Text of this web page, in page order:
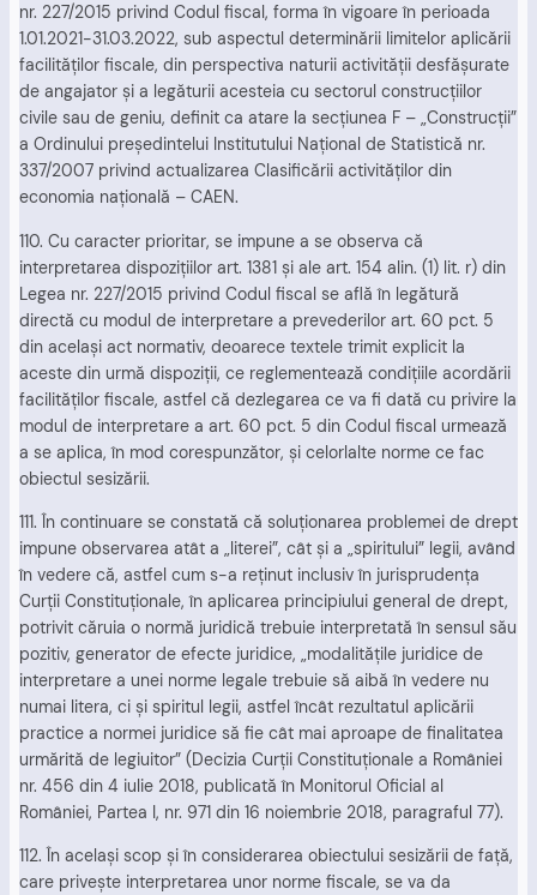
nr. 227/2015 privind Codul fiscal, forma în vigoare în perioada
1.01.2021-31.03.2022, sub aspectul determinării limitelor aplicării
facilităţilor fiscale, din perspectiva naturii activităţii desfăşurate
de angajator şi a legăturii acesteia cu sectorul construcţiilor
civile sau de geniu, definit ca atare la secţiunea F – „Construcţii”
a Ordinului preşedintelui Institutului Naţional de Statistică nr.
337/2007 privind actualizarea Clasificării activităţilor din
economia naţională – CAEN.
110. Cu caracter prioritar, se impune a se observa că
interpretarea dispoziţiilor art. 1381 şi ale art. 154 alin. (1) lit. r) din
Legea nr. 227/2015 privind Codul fiscal se află în legătură
directă cu modul de interpretare a prevederilor art. 60 pct. 5
din acelaşi act normativ, deoarece textele trimit explicit la
aceste din urmă dispoziţii, ce reglementează condiţiile acordării
facilităţilor fiscale, astfel că dezlegarea ce va fi dată cu privire la
modul de interpretare a art. 60 pct. 5 din Codul fiscal urmează
a se aplica, în mod corespunzător, şi celorlalte norme ce fac
obiectul sesizării.
111. În continuare se constată că soluţionarea problemei de drept
impune observarea atât a „literei”, cât şi a „spiritului” legii, având
în vedere că, astfel cum s-a reţinut inclusiv în jurisprudenţa
Curţii Constituţionale, în aplicarea principiului general de drept,
potrivit căruia o normă juridică trebuie interpretată în sensul său
pozitiv, generator de efecte juridice, „modalităţile juridice de
interpretare a unei norme legale trebuie să aibă în vedere nu
numai litera, ci şi spiritul legii, astfel încât rezultatul aplicării
practice a normei juridice să fie cât mai aproape de finalitatea
urmărită de legiuitor” (Decizia Curţii Constituţionale a României
nr. 456 din 4 iulie 2018, publicată în Monitorul Oficial al
României, Partea I, nr. 971 din 16 noiembrie 2018, paragraful 77).
112. În acelaşi scop şi în considerarea obiectului sesizării de faţă,
care priveşte interpretarea unor norme fiscale, se va da